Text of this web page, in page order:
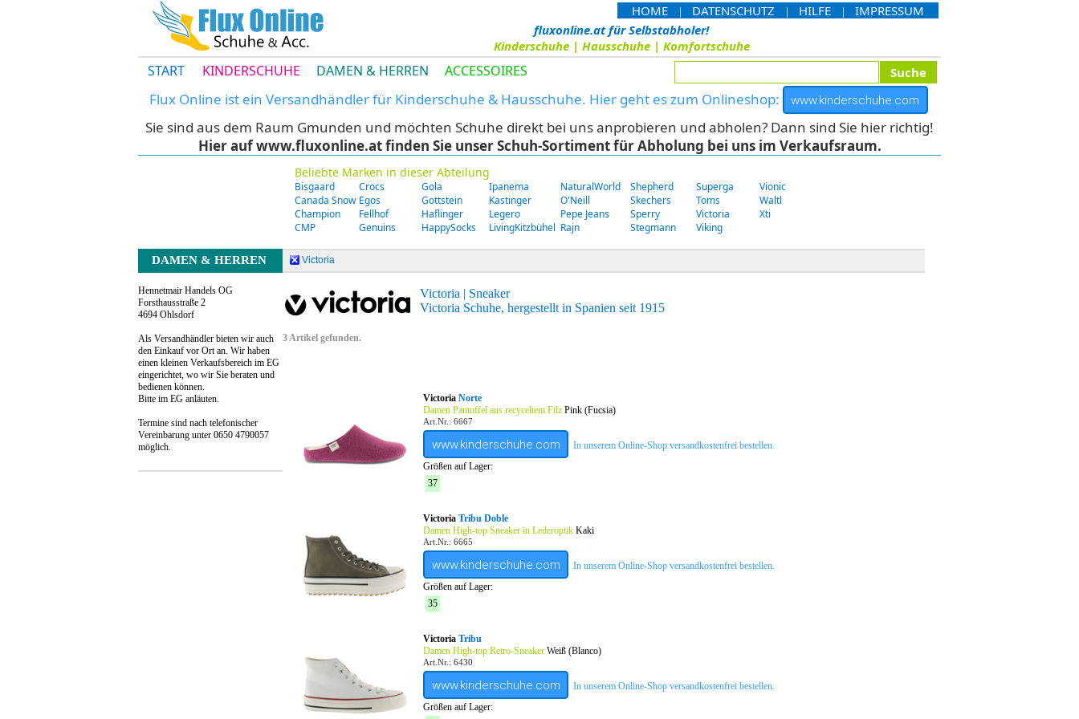
HOME DATENSCHUTZ HILFE
IMPRESSUM
fluxonline.at für Selbstabholer!
Kinderschuhe | Hausschuhe | Komfortschuhe
START KINDERSCHUHE DAMEN & HERREN ACCESSOIRES
Flux Online ist ein Versandhändler für Kinderschuhe & Hausschuhe. Hier geht es zum Onlineshop: www.kinderschuhe.com
Sie sind aus dem Raum Gmunden und möchten Schuhe direkt bei uns anprobieren und abholen? Dann sind Sie hier richtig!
Hier auf www.fluxonline.at finden Sie unser Schuh-Sortiment für Abholung bei uns im Verkaufsraum.
Beliebte Marken in dieser Abteilung
Bisgaard
Canada Snow
Champion
CMP
Crocs
Egos
Fellhof
Genuins
Gola
Gottstein
Haflinger
HappySocks
Ipanema
Kastinger
Legero
LivingKitzbühel
NaturalWorld
O'Neill
Pepe Jeans
Rajn
Shepherd
Skechers
Sperry
Stegmann
Superga
Toms
Victoria
Viking
Vionic
Waltl
Xti
DAMEN & HERREN
Hennetmair Handels OG
Forsthausstraße 2
4694 Ohlsdorf
Als Versandhändler bieten wir auch
den Einkauf vor Ort an. Wir haben
einen kleinen Verkaufsbereich im EG
eingerichtet, wo wir Sie beraten und
bedienen können.
Bitte im EG anläuten.
Termine sind nach telefonischer
Vereinbarung unter 0650 4790057
möglich.
Victoria
Victoria | Sneaker
Victoria Schuhe, hergestellt in Spanien seit 1915
3 Artikel gefunden.
Victoria Norte
Damen Pantoffel aus recyceltem Filz Pink (Fucsia)
Art.Nr.: 6667
www.kinderschuhe.com
In unserem Online-Shop versandkostenfrei bestellen.
Größen auf Lager:
37
Victoria Tribu Doble
Damen High-top Sneaker in Lederoptik Kaki
Art.Nr.: 6665
www.kinderschuhe.com
In unserem Online-Shop versandkostenfrei bestellen.
Größen auf Lager:
35
Victoria Tribu
Damen High-top Retro-Sneaker Weiß (Blanco)
Art.Nr.: 6430
www.kinderschuhe.com
In unserem Online-Shop versandkostenfrei bestellen.
Größen auf Lager: